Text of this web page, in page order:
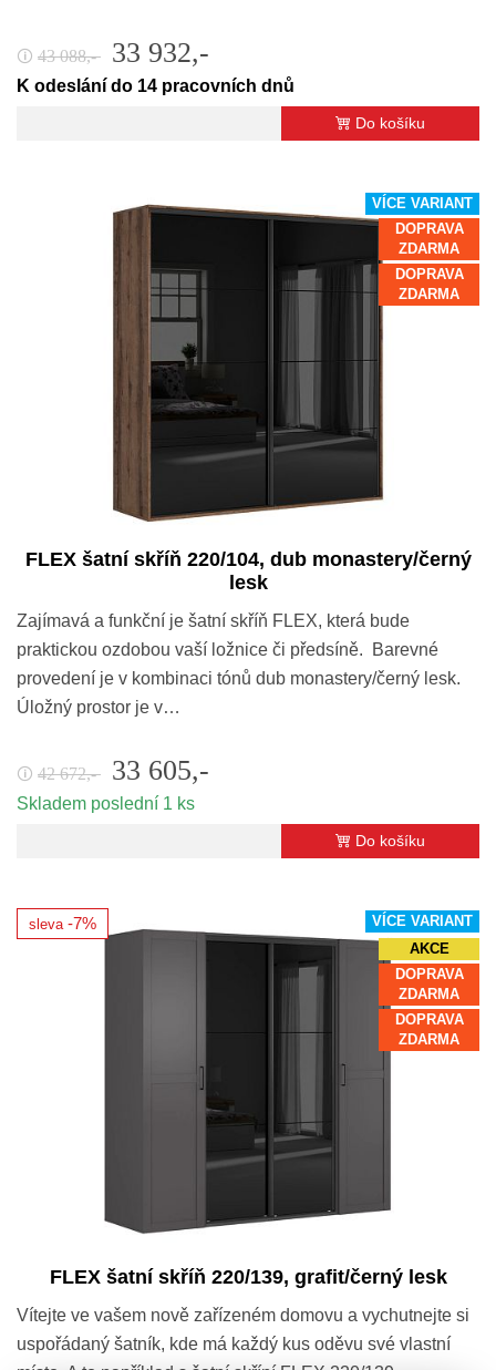
🛈 43 088,- 33 932,-
K odeslání do 14 pracovních dnů
Do košíku
VÍCE VARIANT
DOPRAVA
ZDARMA
DOPRAVA
ZDARMA
FLEX šatní skříň 220/104, dub monastery/černý
lesk
Zajímavá a funkční je šatní skříň FLEX, která bude
praktickou ozdobou vaší ložnice či předsíně. Barevné
provedení je v kombinaci tónů dub monastery/černý lesk.
Úložný prostor je v…
🛈 42 672,- 33 605,-
Skladem poslední 1 ks
Do košíku
VÍCE VARIANT
AKCE
DOPRAVA
ZDARMA
DOPRAVA
ZDARMA
FLEX šatní skříň 220/139, grafit/černý lesk
Vítejte ve vašem nově zařízeném domovu a vychutnejte si
uspořádaný šatník, kde má každý kus oděvu své vlastní
sleva -7%